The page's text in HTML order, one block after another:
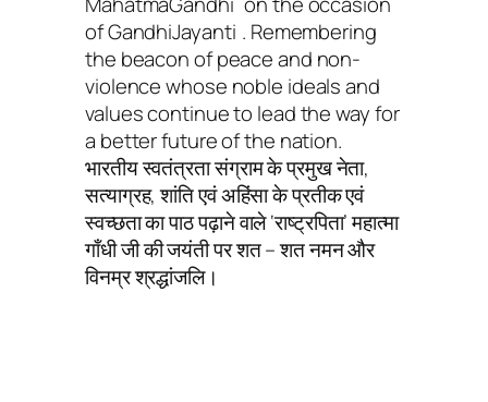
of GandhiJayanti . Remembering
the beacon of peace and non-
violence whose noble ideals and
values continue to lead the way for
a better future of the nation.
भारतीय स्वतंत्रता संग्राम के प्रमुख नेता,
सत्याग्रह, शांति एवं अहिंसा के प्रतीक एवं
स्वच्छता का पाठ पढ़ाने वाले ‘राष्ट्रपिता’ महात्मा
गाँधी जी की जयंती पर शत – शत नमन और
विनम्र श्रद्धांजलि।